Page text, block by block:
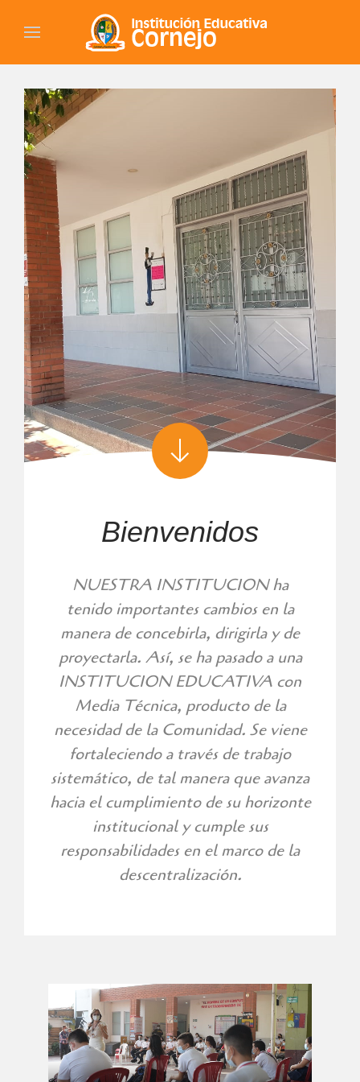
Bienvenidos
NUESTRA INSTITUCION ha
tenido importantes cambios en la
manera de concebirla, dirigirla y de
proyectarla. Así, se ha pasado a una
INSTITUCION EDUCATIVA con
Media Técnica, producto de la
necesidad de la Comunidad. Se viene
fortaleciendo a través de trabajo
sistemático, de tal manera que avanza
hacia el cumplimiento de su horizonte
institucional y cumple sus
responsabilidades en el marco de la
descentralización.